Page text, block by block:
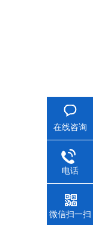
在线咨询
电话
微信扫一扫